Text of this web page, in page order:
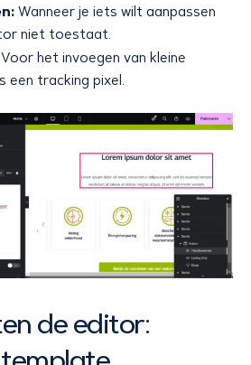
Wanneer je iets wilt aanpassen
niet toestaat.
Voor het invoegen van kleine
een tracking pixel.
de editor: